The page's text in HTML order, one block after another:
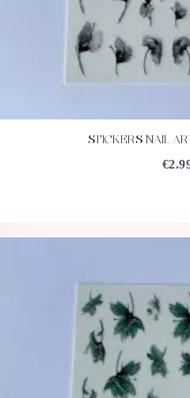
ACHETEZ
STICKERS NAIL
€